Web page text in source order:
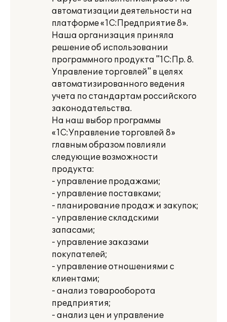
автоматизации деятельности на
платформе «1С:Предприятие 8».
Наша организация приняла
решение об использовании
программного продукта "1С:Пр. 8.
Управление торговлей" в целях
автоматизированного ведения
учета по стандартам российского
законодательства.
На наш выбор программы
«1С:Управление торговлей 8»
главным образом повлияли
следующие возможности
продукта:
- управление продажами;
- управление поставками;
- планирование продаж и закупок;
- управление складскими
запасами;
- управление заказами
покупателей;
- управление отношениями с
клиентами;
- анализ товарооборота
предприятия;
- анализ цен и управление